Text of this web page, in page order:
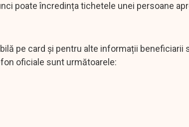
poate încredința tichetele unei persoane
pe card și pentru alte informații beneficiarii
oficiale sunt următoarele: